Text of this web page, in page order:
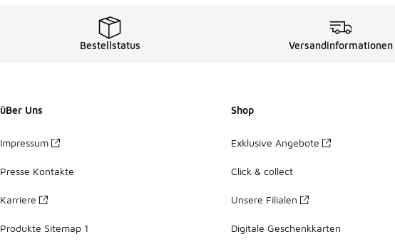
Bestellstatus Versandinformationen
üBer Uns
Impressum
Presse Kontakte
Karriere
Produkte Sitemap 1
Shop
Exklusive Angebote
Click & collect
Unsere Filialen
Digitale Geschenkkarten